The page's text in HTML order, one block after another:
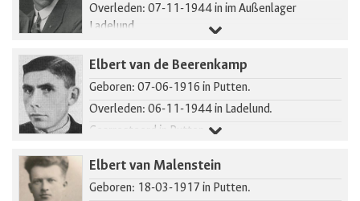
Overleden: 07-11-1944 in im Außenlager
Ladelund.
Elbert van de Beerenkamp
Geboren: 07-06-1916 in Putten.
Overleden: 06-11-1944 in Ladelund.
Gearresteerd in Putten.
Elbert van Malenstein
Geboren: 18-03-1917 in Putten.